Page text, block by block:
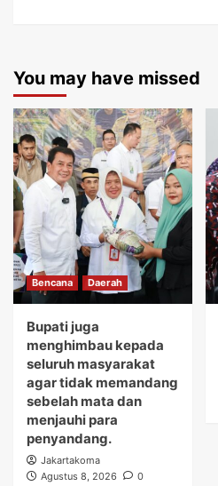
You may have missed
Bencana Daerah
Bupati juga
menghimbau kepada
seluruh masyarakat
agar tidak memandang
sebelah mata dan
menjauhi para
penyandang.
Jakartakoma
Agustus 8, 2026
0